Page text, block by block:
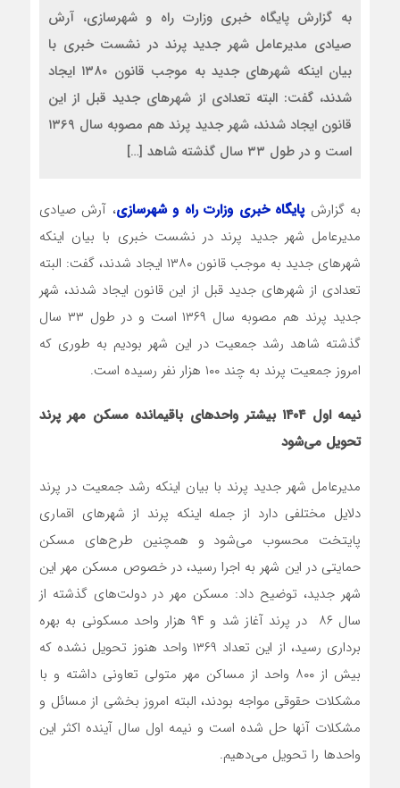
به گزارش پایگاه خبری وزارت راه و شهرسازی، آرش
صیادی مدیرعامل شهر جدید پرند در نشست خبری با
بیان اینکه شهرهای جدید به موجب قانون ١٣٨٠ ایجاد
شدند، گفت: البته تعدادی از شهرهای جدید قبل از این
قانون ایجاد شدند، شهر جدید پرند هم مصوبه سال ١٣۶٩
است و در طول ٣٣ سال گذشته شاهد […]
به گزارشپایگاه خبری وزارت راه و شهرسازی، آرش صیادی
مدیرعامل شهر جدید پرند در نشست خبری با بیان اینکه
شهرهای جدید به موجب قانون ١٣٨٠ ایجاد شدند، گفت: البته
تعدادی از شهرهای جدید قبل از این قانون ایجاد شدند، شهر
جدید پرند هم مصوبه سال ١٣۶٩ است و در طول ٣٣ سال
گذشته شاهد رشد جمعیت در این شهر بودیم به طوری که
امروز جمعیت پرند به چند ۱۰۰ هزار نفر رسیده است.
نیمه اول ۱۴۰۴ بیشتر واحدهای باقیمانده مسکن مهر پرند
تحویل می‌شود
مدیرعامل شهر جدید پرند با بیان اینکه رشد جمعیت در پرند
دلایل مختلفی دارد از جمله اینکه پرند از شهرهای اقماری
پایتخت محسوب می‌شود و همچنین طرح‌های مسکن
حمایتی در این شهر به اجرا رسید، در خصوص مسکن مهر این
شهر جدید، توضیح داد: مسکن مهر در دولت‌های گذشته از
سال ٨۶ در پرند آغاز شد و ٩۴ هزار واحد مسکونی به بهره
برداری رسید، از این تعداد ١٣۶٩ واحد هنوز تحویل نشده که
بیش از ٨٠٠ واحد از مساکن مهر متولی تعاونی داشته و با
مشکلات حقوقی مواجه بودند، البته امروز بخشی از مسائل و
مشکلات آنها حل شده است و نیمه اول سال آینده اکثر این
واحدها را تحویل می‌دهیم.